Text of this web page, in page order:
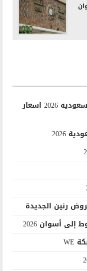
اسعار مستلزمات الحيوانات في السعوديه 2026 اسعار
2026
أسوان 2026